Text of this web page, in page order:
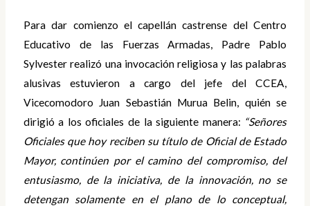
Para dar comienzo el capellán castrense del Centro
Educativo de las Fuerzas Armadas, Padre Pablo
Sylvester realizó una invocación religiosa y las palabras
alusivas estuvieron a cargo del jefe del CCEA,
Vicecomodoro Juan Sebastián Murua Belin, quién se
dirigió a los oficiales de la siguiente manera: “Señores
Oficiales que hoy reciben su título de Oficial de Estado
Mayor, continúen por el camino del compromiso, del
entusiasmo, de la iniciativa, de la innovación, no se
detengan solamente en el plano de lo conceptual,